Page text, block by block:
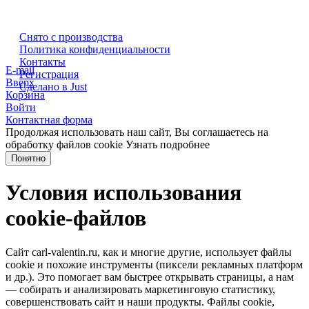
Снято с производства
Политика конфиденциальности
Контакты
Регистрация
Сделано в Just
E-mail
Вверх
Корзина
Войти
Контактная форма
Продолжая использовать наш сайт, Вы соглашаетесь на
обработку файлов cookie Узнать подробнее
Понятно
Условия использования
cookie-файлов
Сайт carl-valentin.ru, как и многие другие, использует файлы
cookie и похожие инструменты (пиксели рекламных платформ
и др.). Это помогает вам быстрее открывать страницы, а нам
— собирать и анализировать маркетинговую статистику,
совершенствовать сайт и наши продукты. Файлы сookie,